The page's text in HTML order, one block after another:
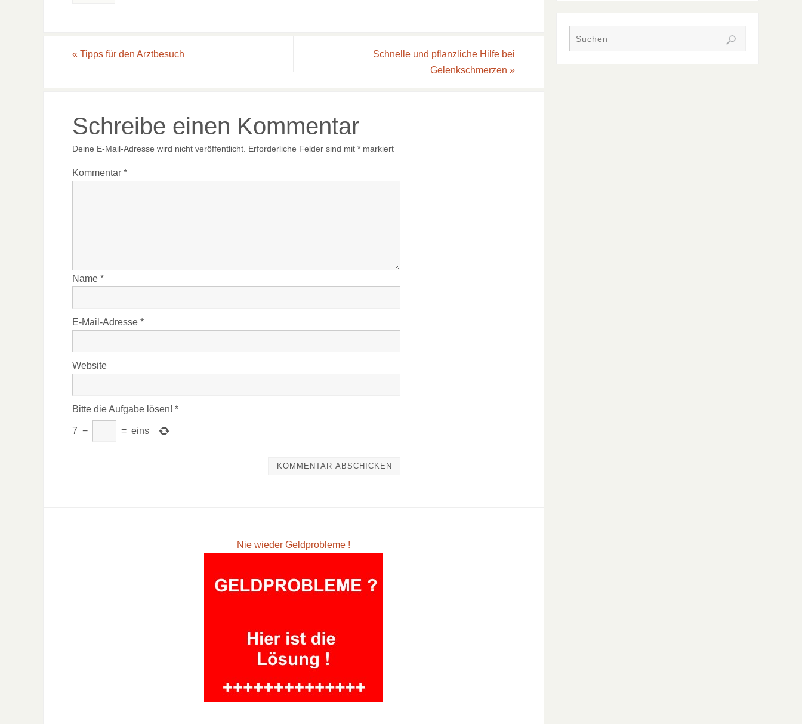
« Tipps für den Arztbesuch
Schnelle und pflanzliche Hilfe bei
Gelenkschmerzen »
Schreibe einen Kommentar
Deine E-Mail-Adresse wird nicht veröffentlicht. Erforderliche Felder sind mit * markiert
Kommentar *
Name *
E-Mail-Adresse *
Website
Bitte die Aufgabe lösen! *
7 − = eins
Nie wieder Geldprobleme !